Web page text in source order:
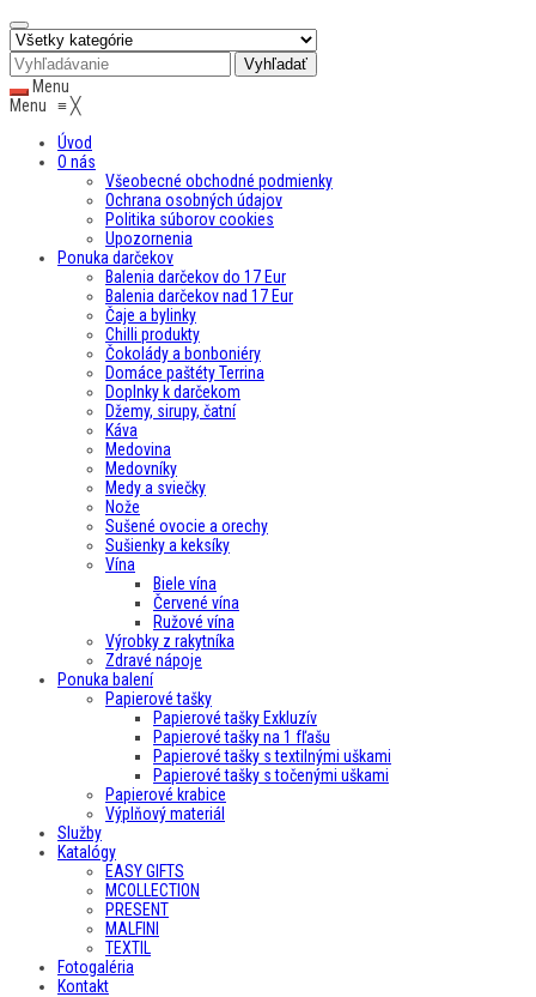
Menu
Menu ≡╳
Úvod
O nás
Všeobecné obchodné podmienky
Ochrana osobných údajov
Politika súborov cookies
Upozornenia
Ponuka darčekov
Balenia darčekov do 17 Eur
Balenia darčekov nad 17 Eur
Čaje a bylinky
Chilli produkty
Čokolády a bonboniéry
Domáce paštéty Terrina
Doplnky k darčekom
Džemy, sirupy, čatní
Káva
Medovina
Medovníky
Medy a sviečky
Nože
Sušené ovocie a orechy
Sušienky a keksíky
Vína
Biele vína
Červené vína
Ružové vína
Výrobky z rakytníka
Zdravé nápoje
Ponuka balení
Papierové tašky
Papierové tašky Exkluzív
Papierové tašky na 1 fľašu
Papierové tašky s textilnými uškami
Papierové tašky s točenými uškami
Papierové krabice
Výplňový materiál
Služby
Katalógy
EASY GIFTS
MCOLLECTION
PRESENT
MALFINI
TEXTIL
Fotogaléria
Kontakt